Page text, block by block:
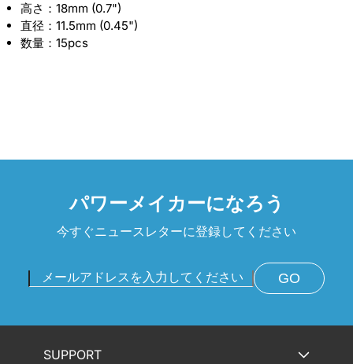
高さ：18mm (0.7")
直径：11.5mm (0.45")
数量：15pcs
パワーメイカーになろう
今すぐニュースレターに登録してください
GO
SUPPORT